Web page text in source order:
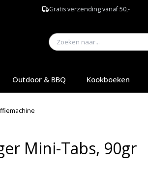
Gratis verzending vanaf 50,-
Outdoor & BBQ Kookboeken
Mini-Tabs, 90gr